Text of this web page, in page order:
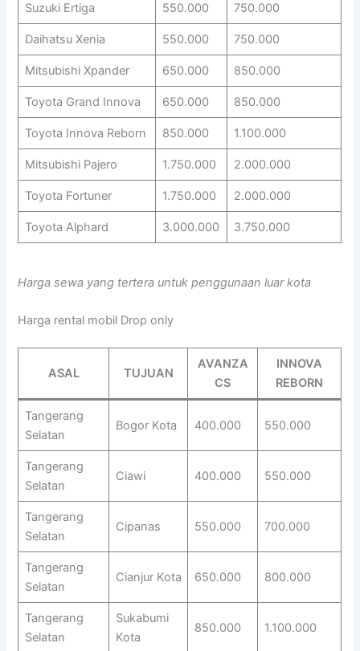
Suzuki Ertiga 550.000 750.000
Daihatsu Xenia 550.000 750.000
Mitsubishi Xpander 650.000 850.000
Toyota Grand Innova 650.000 850.000
Toyota Innova Reborn 850.000 1.100.000
Mitsubishi Pajero 1.750.000 2.000.000
Toyota Fortuner 1.750.000 2.000.000
Toyota Alphard 3.000.000 3.750.000
Harga sewa yang tertera untuk penggunaan luar kota
Harga rental mobil Drop only
ASAL TUJUAN
AVANZA
CS
INNOVA
REBORN
Tangerang
Selatan
Bogor Kota 400.000 550.000
Tangerang
Selatan
Ciawi 400.000 550.000
Tangerang
Selatan
Cipanas 550.000 700.000
Tangerang
Selatan
Cianjur Kota 650.000 800.000
Tangerang
Selatan
Sukabumi
Kota
850.000 1.100.000